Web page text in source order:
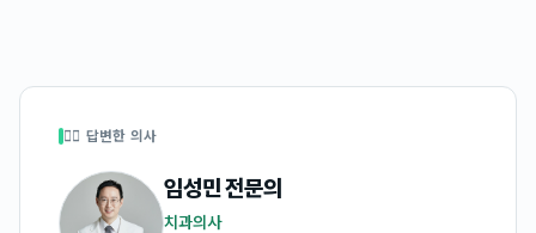
👩‍⚕️ 답변한 의사
임성민전문의
치과의사